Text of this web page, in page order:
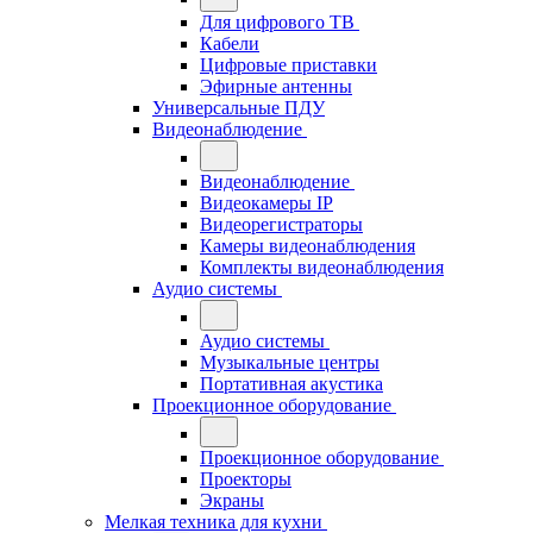
Для цифрового ТВ
Кабели
Цифровые приставки
Эфирные антенны
Универсальные ПДУ
Видеонаблюдение
Видеонаблюдение
Видеокамеры IP
Видеорегистраторы
Камеры видеонаблюдения
Комплекты видеонаблюдения
Аудио системы
Аудио системы
Музыкальные центры
Портативная акустика
Проекционное оборудование
Проекционное оборудование
Проекторы
Экраны
Мелкая техника для кухни